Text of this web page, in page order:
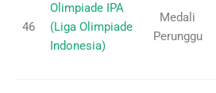
46
Olimpiade IPA
(Liga Olimpiade
Indonesia)
Medali
Perunggu